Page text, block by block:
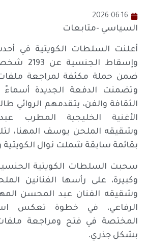
2026-06-16
السياسي -متابعات
أعلنت السلطات الكويتية في
وإسقاط
ضمن حملة مكثفة لمراجعة ملفات
وتضمنت الدفعة الجديدة
الثقافة والفن، يتقدمهم الروائي
الأغنية الخليجية المطرب
وشقيقه الملحن يوسف المهنا،
بقائمة سابقة شملت نوال
سحبت السلطات الكويتية
وكبيرة، على رأسها الفنانين
وشقيقه الفنان عبد المحسن
الرفاعي، في خطوة تعكس
المختصة في فتح ومراجعة
بشكل جذري.